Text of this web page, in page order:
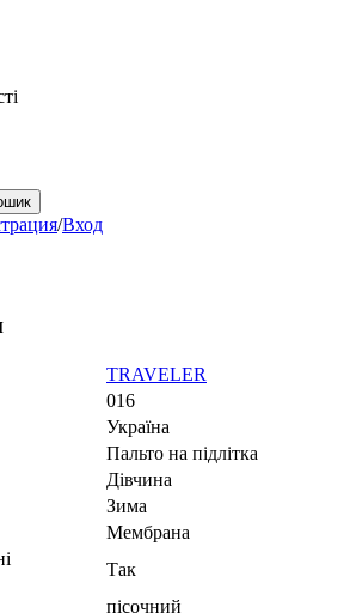
/Вход
TRAVELER
016
Україна
Пальто на підлітка
Дівчина
Зима
Мембрана
Так
пісочний